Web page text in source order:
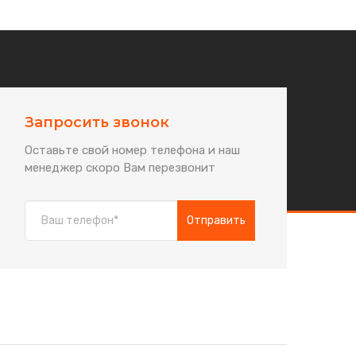
info@sogreem-dom.ru
Запросить звонок
Оставьте свой номер телефона и наш
менеджер скоро Вам перезвонит
Отправить